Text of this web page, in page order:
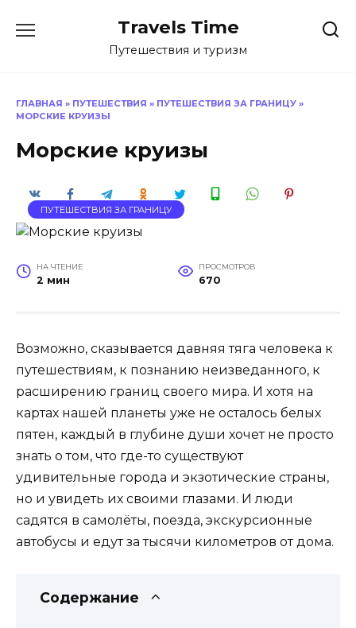
Travels Time
Путешествия и туризм
ГЛАВНАЯ » ПУТЕШЕСТВИЯ » ПУТЕШЕСТВИЯ ЗА ГРАНИЦУ »
МОРСКИЕ КРУИЗЫ
Морские круизы
ПУТЕШЕСТВИЯ ЗА ГРАНИЦУ
НА ЧТЕНИЕ
2 мин
ПРОСМОТРОВ
670
Возможно, сказывается давняя тяга человека к
путешествиям, к познанию неизведанного, к
расширению границ своего мира. И хотя на
картах нашей планеты уже не осталось белых
пятен, каждый в глубине души хочет не просто
знать о том, что где-то существуют
удивительные города и экзотические страны,
но и увидеть их своими глазами. И люди
садятся в самолёты, поезда, экскурсионные
автобусы и едут за тысячи километров от дома.
Содержание